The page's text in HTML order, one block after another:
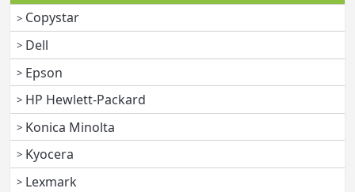
Copystar
Dell
Epson
HP Hewlett-Packard
Konica Minolta
Kyocera
Lexmark